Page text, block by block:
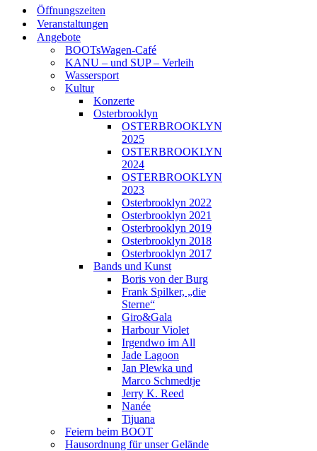
Öffnungszeiten
Veranstaltungen
Angebote
BOOTsWagen-Café
KANU – und SUP – Verleih
Wassersport
Kultur
Konzerte
Osterbrooklyn
OSTERBROOKLYN
2025
OSTERBROOKLYN
2024
OSTERBROOKLYN
2023
Osterbrooklyn 2022
Osterbrooklyn 2021
Osterbrooklyn 2019
Osterbrooklyn 2018
Osterbrooklyn 2017
Bands und Kunst
Boris von der Burg
Frank Spilker, „die
Sterne“
Giro&Gala
Harbour Violet
Irgendwo im All
Jade Lagoon
Jan Plewka und
Marco Schmedtje
Jerry K. Reed
Nanée
Tijuana
Feiern beim BOOT
Hausordnung für unser Gelände